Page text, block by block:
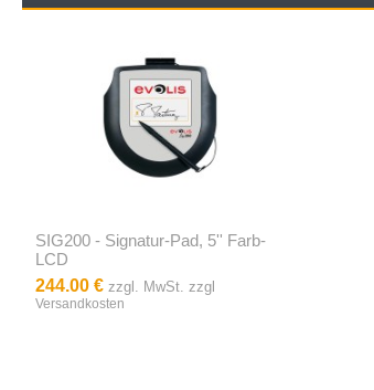
SIG200 - Signatur-Pad, 5'' Farb-
LCD
244.00 € zzgl. MwSt. zzgl
Versandkosten